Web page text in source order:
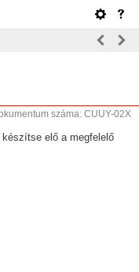
száma: CUUY-02X
elő a megfelelő